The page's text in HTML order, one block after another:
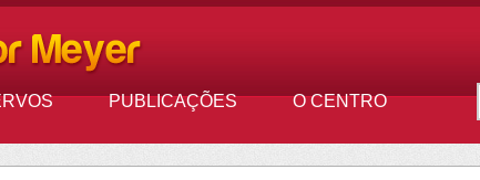
PUBLICAÇÕES O CENTRO